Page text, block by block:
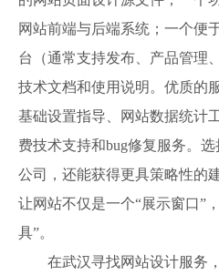
网站前端与后端系统；一个便
台（通常支持发布、产品管理
技术文档和使用说明。优质的
基础设置指导、网站数据统计
费技术支持和bug修复服务。
公司，还能获得更具策略性的
让网站不仅是一个“展示窗口”
具”。
在武汉寻找网站设计服务